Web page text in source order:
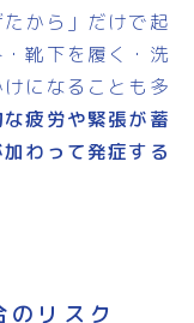
から」だけで起
靴下を履く・洗
になることも多
疲労や緊張が蓄
わって発症する
のリスク